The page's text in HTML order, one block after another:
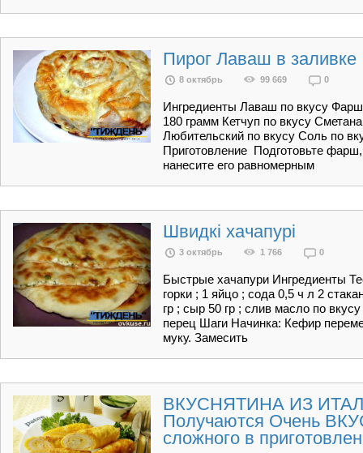
Пирог Лаваш в заливке
8 октябрь 99 669 0
Ингредиенты Лаваш по вкусу
180 грамм Кетчуп по вкусу
Любительский по вкусу Соль по
Приготовление Подготовьте
нанесите его равномерным
Швидкі хачапурі
3 октябрь 1 766 0
Быстрые хачапури Ингредиенты
горки ; 1 яйцо ; сода 0,5 ч л 2
гр ; сыр 50 гр ; слив масло по
перец Шаги Начинка: Кефир
муку. Замесить
ВКУСНЯТИНА ИЗ
Получаются Очень
сложного в